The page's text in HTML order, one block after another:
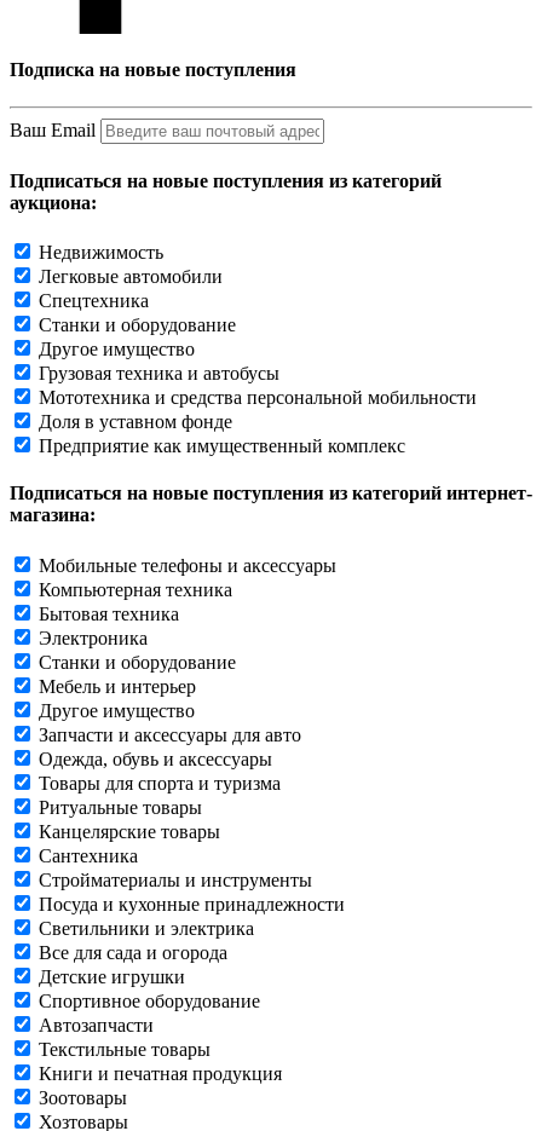
Подписка на новые поступления
Ваш Email
Подписаться на новые поступления из категорий
аукциона:
Недвижимость
Легковые автомобили
Спецтехника
Станки и оборудование
Другое имущество
Грузовая техника и автобусы
Мототехника и средства персональной мобильности
Доля в уставном фонде
Предприятие как имущественный комплекс
Подписаться на новые поступления из категорий интернет-
магазина:
Мобильные телефоны и аксессуары
Компьютерная техника
Бытовая техника
Электроника
Станки и оборудование
Мебель и интерьер
Другое имущество
Запчасти и аксессуары для авто
Одежда, обувь и аксессуары
Товары для спорта и туризма
Ритуальные товары
Канцелярские товары
Сантехника
Стройматериалы и инструменты
Посуда и кухонные принадлежности
Светильники и электрика
Все для сада и огорода
Детские игрушки
Спортивное оборудование
Автозапчасти
Текстильные товары
Книги и печатная продукция
Зоотовары
Хозтовары